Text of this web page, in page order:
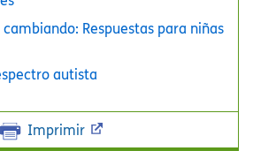
Respuestas para niñas
autista
Imprimir